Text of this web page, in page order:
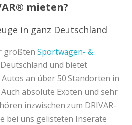
mieten?
in ganz Deutschland
größten Sportwagen- &
und bietet
an über 50 Standorten in
absolute Exoten und sehr
inzwischen zum DRIVAR-
bei uns gelisteten Inserate